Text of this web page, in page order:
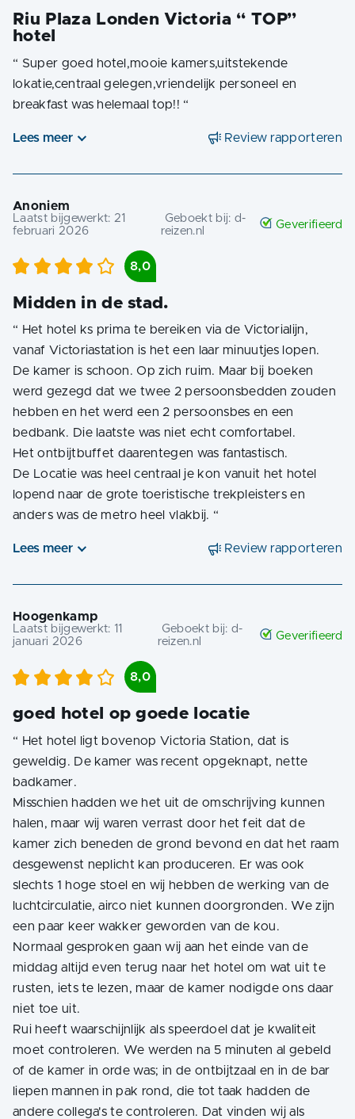
Riu Plaza Londen Victoria “ TOP”
hotel
“ Super goed hotel,mooie kamers,uitstekende
lokatie,centraal gelegen,vriendelijk personeel en
breakfast was helemaal top!! “
Lees meer Review rapporteren
Anoniem
Laatst bijgewerkt: 21
februari 2026
Geboekt bij: d-
reizen.nl
Geverifieerd
8,0
Midden in de stad.
“ Het hotel ks prima te bereiken via de Victorialijn,
vanaf Victoriastation is het een laar minuutjes lopen.
De kamer is schoon. Op zich ruim. Maar bij boeken
werd gezegd dat we twee 2 persoonsbedden zouden
hebben en het werd een 2 persoonsbes en een
bedbank. Die laatste was niet echt comfortabel.
Het ontbijtbuffet daarentegen was fantastisch.
De Locatie was heel centraal je kon vanuit het hotel
lopend naar de grote toeristische trekpleisters en
anders was de metro heel vlakbij. “
Lees meer Review rapporteren
Hoogenkamp
Laatst bijgewerkt: 11
januari 2026
Geboekt bij: d-
reizen.nl
Geverifieerd
8,0
goed hotel op goede locatie
“ Het hotel ligt bovenop Victoria Station, dat is
geweldig. De kamer was recent opgeknapt, nette
badkamer.
Misschien hadden we het uit de omschrijving kunnen
halen, maar wij waren verrast door het feit dat de
kamer zich beneden de grond bevond en dat het raam
desgewenst neplicht kan produceren. Er was ook
slechts 1 hoge stoel en wij hebben de werking van de
luchtcirculatie, airco niet kunnen doorgronden. We zijn
een paar keer wakker geworden van de kou.
Normaal gesproken gaan wij aan het einde van de
middag altijd even terug naar het hotel om wat uit te
rusten, iets te lezen, maar de kamer nodigde ons daar
niet toe uit.
Rui heeft waarschijnlijk als speerdoel dat je kwaliteit
moet controleren. We werden na 5 minuten al gebeld
of de kamer in orde was; in de ontbijtzaal en in de bar
liepen mannen in pak rond, die tot taak hadden de
andere collega's te controleren. Dat vinden wij als